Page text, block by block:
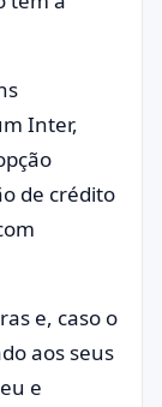
Inter,
de crédito
e, caso o
aos seus
e